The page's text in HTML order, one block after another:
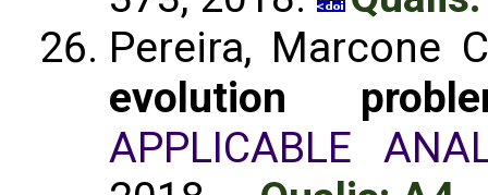
Pereira, Marcone
evolution
APPLICABLE